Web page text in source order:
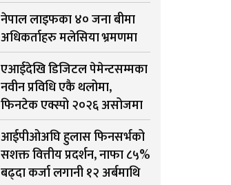
नेपाल लाइफका ४० जना बीमा
अधिकर्ताहरु मलेसिया भ्रमणमा
एआईदेखि डिजिटल पेमेन्टसम्मका
नवीन प्रविधि एकै थलोमा,
फिनटेक एक्स्पो २०२६ असोजमा
आईपीओअघि हुलास फिनसर्भको
सशक्त वित्तीय प्रदर्शन, नाफा ८५%
बढ्दा कर्जा लगानी १२ अर्बमाथि